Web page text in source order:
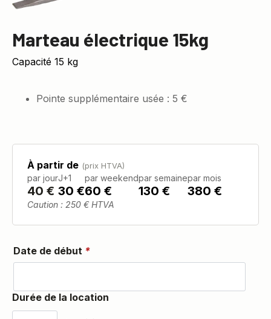
Marteau électrique 15kg
Capacité 15 kg
Pointe supplémentaire usée : 5 €
À partir de (prix HTVA)
par jour
40 €
J+1
30 €
par weekend
60 €
par semaine
130 €
par mois
380 €
Caution : 250 € HTVA
Date de début *
quantité